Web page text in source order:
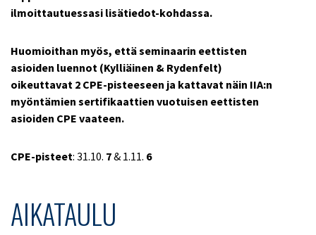
ilmoittautuessasi lisätiedot-kohdassa.
Huomioithan myös, että seminaarin eettisten
asioiden luennot (Kylliäinen & Rydenfelt)
oikeuttavat 2 CPE-pisteeseen ja kattavat näin IIA:n
myöntämien sertifikaattien vuotuisen eettisten
asioiden CPE vaateen.
CPE-pisteet: 31.10. 7& 1.11. 6
AIKATAULU